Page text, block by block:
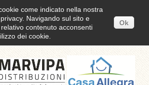
come indicato nella nostra
Navigando sul sito e
contenuto acconsenti
dei cookie.
Ok